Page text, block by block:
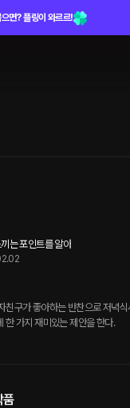
면? 플링이 와르르!
는 포인트를 알아
친구가 좋아하는 반찬으로 저녁
한 가지 재미있는 제안을 한다.
품